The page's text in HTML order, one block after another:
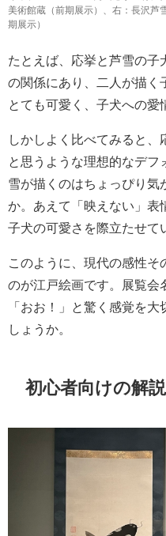
美術館蔵（前期展示）、右：長沢芦
期展示）
たとえば、応挙と芦雪の子
の関係にあり、二人が描く
とても可愛く、子犬への愛
しかしよく比べてみると
と思うような理想的なデ
雪が描くのはちょっぴり気
か。あえて「映えない」表
子犬の可愛さを際立たせて
このように、現代の感性
のが江戸絵画です。展覧会
「おお！」と驚く感覚を
しょうか。
初心者向けの解